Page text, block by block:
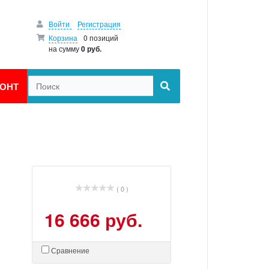
Войти
Регистрация
Корзина
0 позиций
на сумму0 руб.
( 0 )
16 666 руб.
Сравнение